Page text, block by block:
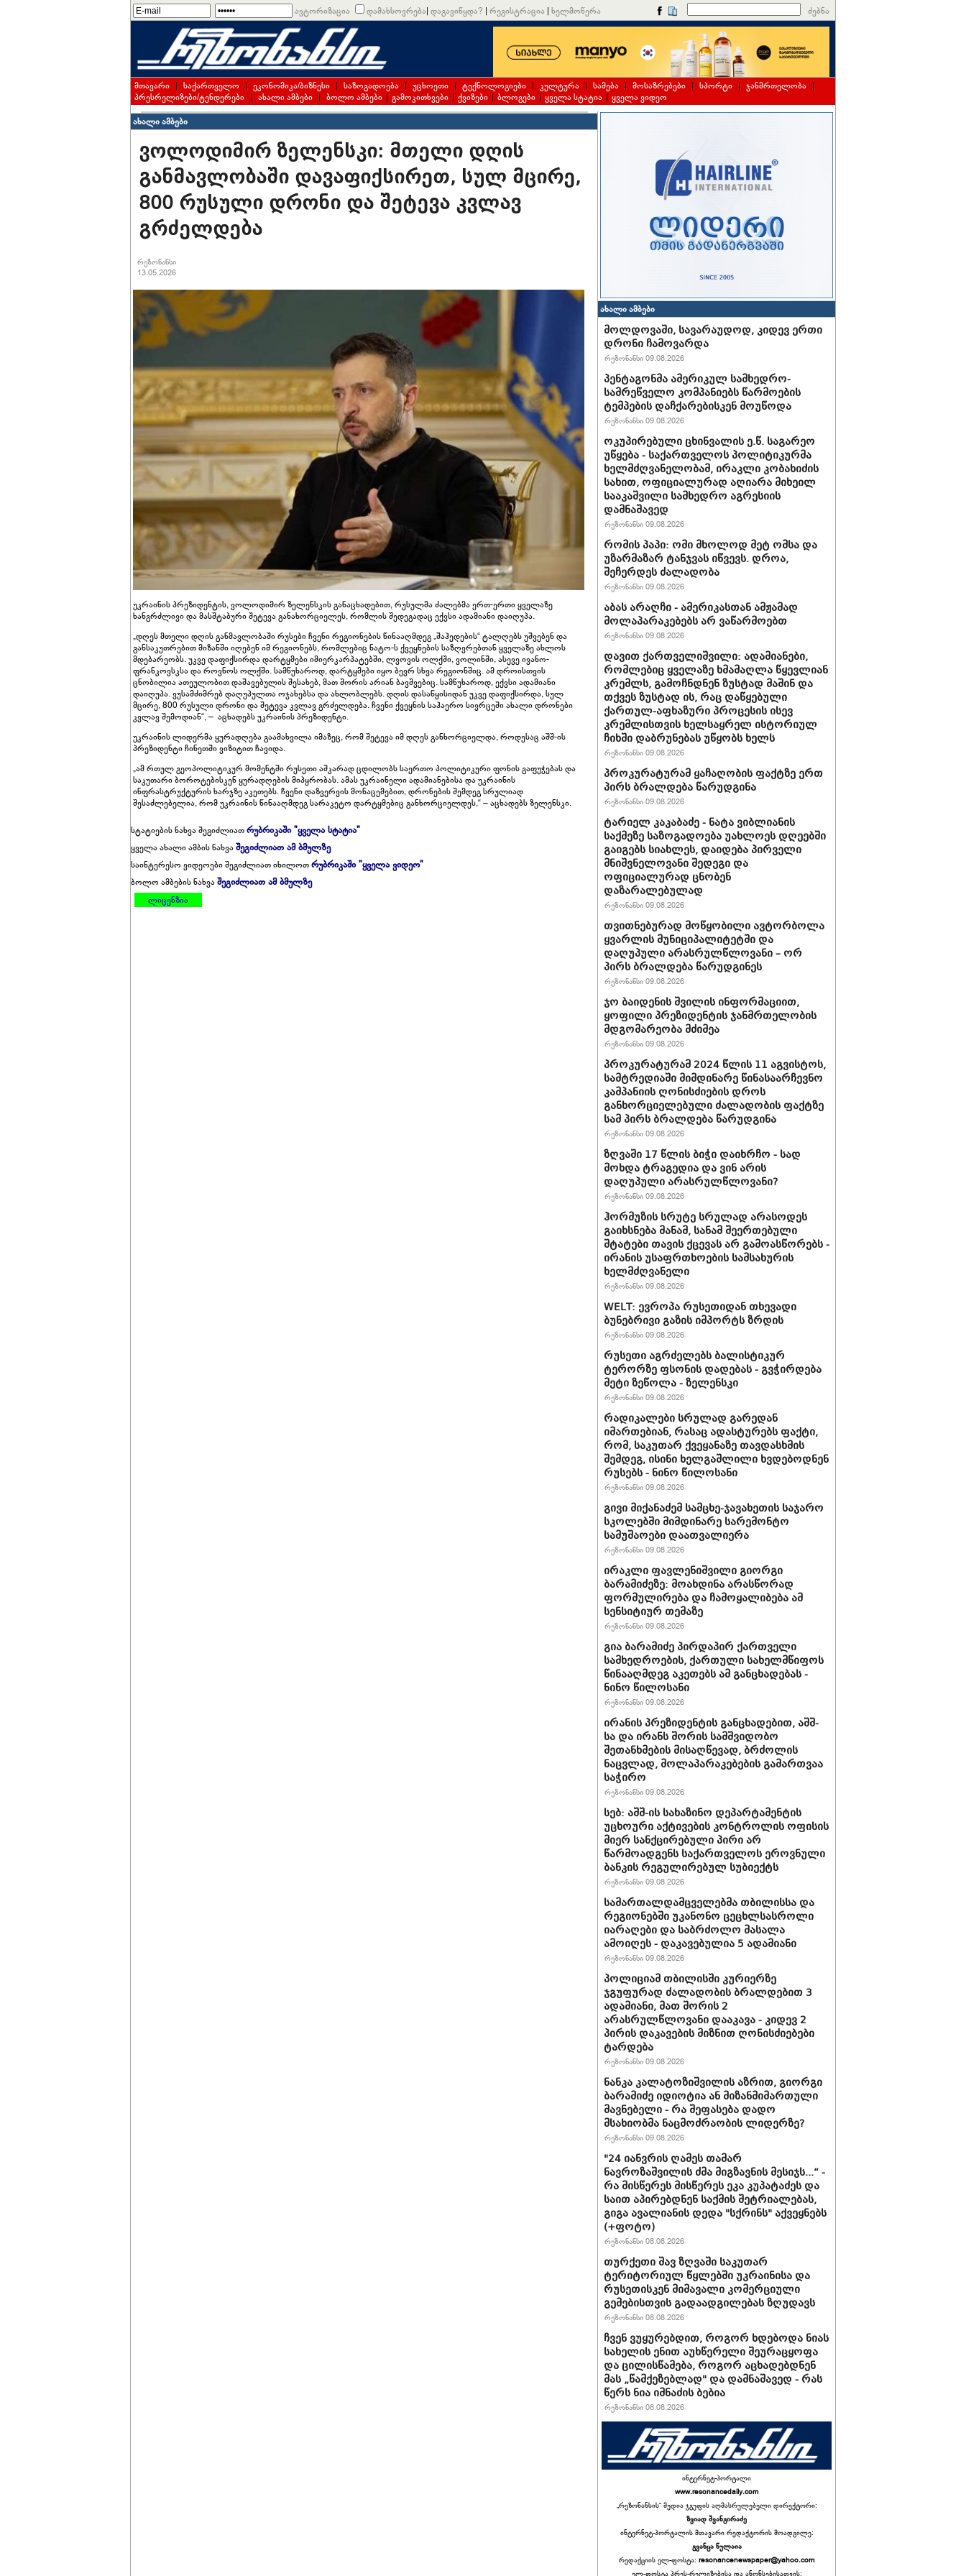
ავტორიზაცია დამახსოვრება| დაგავიწყდა? | რეგისტრაცია | ხელმოწერა ძებნა
მთავარი | საქართველო | ეკონომიკა/ბიზნესი | საზოგადოება | უცხოეთი | ტექნოლოგიები | კულტურა | სამება | მოსაზრებები | სპორტი | ჯანმრთელობა |
პრესრელიზები/ტენდერები | ახალი ამბები | ბოლო ამბები | გამოკითხვები | ქვიზები | ბლოგები | ყველა სტატია | ყველა ვიდეო
ახალი ამბები
ვოლოდიმირ ზელენსკი: მთელი დღის
განმავლობაში დავაფიქსირეთ, სულ მცირე,
800 რუსული დრონი და შეტევა კვლავ
გრძელდება
რეზონანსი
13.05.2026
უკრაინის პრეზიდენტის, ვოლოდიმირ ზელენსკის განაცხადებით, რუსულმა ძალებმა ერთ-ერთი ყველაზე
ხანგრძლივი და მასშტაბური შეტევა განახორციელეს, რომლის შედეგადაც ექვსი ადამიანი დაიღუპა.
„დღეს მთელი დღის განმავლობაში რუსები ჩვენი რეგიონების წინააღმდეგ „შაჰედების“ ტალღებს უშვებენ და
განსაკუთრებით მიზანში იღებენ იმ რეგიონებს, რომლებიც ნატო-ს ქვეყნების საზღვრებთან ყველაზე ახლოს
მდებარეობს. უკვე დაფიქსირდა დარტყმები იმიერკარპატებში, ლვოვის ოლქში, ვოლინში, ასევე ივანო-
ფრანკოვსკსა და როვნოს ოლქში. სამწუხაროდ, დარტყმები იყო ბევრ სხვა რეგიონშიც. ამ დროისთვის
ცნობილია ათეულობით დაშავებულის შესახებ, მათ შორის არიან ბავშვებიც. სამწუხაროდ, ექვსი ადამიანი
დაიღუპა. ვუსამძიმრებ დაღუპულთა ოჯახებსა და ახლობლებს. დღის დასაწყისიდან უკვე დაფიქსირდა, სულ
მცირე, 800 რუსული დრონი და შეტევა კვლავ გრძელდება. ჩვენი ქვეყნის საჰაერო სივრცეში ახალი დრონები
კვლავ შემოდიან“, – აცხადებს უკრაინის პრეზიდენტი.
უკრაინის ლიდერმა ყურადღება გაამახვილა იმაზეც, რომ შეტევა იმ დღეს განხორციელდა, როდესაც აშშ-ის
პრეზიდენტი ჩინეთში ვიზიტით ჩავიდა.
„ამ რთულ გეოპოლიტიკურ მომენტში რუსეთი აშკარად ცდილობს საერთო პოლიტიკური ფონის გაფუჭებას და
საკუთარი ბოროტებისკენ ყურადღების მიპყრობას. ამას უკრაინელი ადამიანებისა და უკრაინის
ინფრასტრუქტურის ხარჯზე აკეთებს. ჩვენი დაზვერვის მონაცემებით, დრონების შემდეგ სრულიად
შესაძლებელია, რომ უკრაინის წინააღმდეგ სარაკეტო დარტყმებიც განხორციელდეს,“ – აცხადებს ზელენსკი.
სტატიების ნახვა შეგიძლიათრუბრიკაში "ყველა სტატია"
ყველა ახალი ამბის ნახვაშეგიძლიათ ამ ბმულზე
საინტერესო ვიდეოები შეგიძლიათ იხილოთრუბრიკაში "ყველა ვიდეო"
ბოლო ამბების ნახვაშეგიძლიათ ამ ბმულზე
ლიცენზია
ახალი ამბები
მოლდოვაში, სავარაუდოდ, კიდევ ერთი
დრონი ჩამოვარდა
რეზონანსი 09.08.2026
პენტაგონმა ამერიკულ სამხედრო-
სამრეწველო კომპანიებს წარმოების
ტემპების დაჩქარებისკენ მოუწოდა
რეზონანსი 09.08.2026
ოკუპირებული ცხინვალის ე.წ. საგარეო
უწყება - საქართველოს პოლიტიკურმა
ხელმძღვანელობამ, ირაკლი კობახიძის
სახით, ოფიციალურად აღიარა მიხეილ
სააკაშვილი სამხედრო აგრესიის
დამნაშავედ
რეზონანსი 09.08.2026
რომის პაპი: ომი მხოლოდ მეტ ომსა და
უზარმაზარ ტანჯვას იწვევს. დროა,
შეჩერდეს ძალადობა
რეზონანსი 09.08.2026
აბას არაღჩი - ამერიკასთან ამჟამად
მოლაპარაკებებს არ ვაწარმოებთ
რეზონანსი 09.08.2026
დავით ქართველიშვილი: ადამიანები,
რომლებიც ყველაზე ხმამაღლა წყევლიან
კრემლს, გამოჩნდნენ ზუსტად მაშინ და
თქვეს ზუსტად ის, რაც დაწყებული
ქართულ-აფხაზური პროცესის ისევ
კრემლისთვის ხელსაყრელ ისტორიულ
ჩიხში დაბრუნებას უწყობს ხელს
რეზონანსი 09.08.2026
პროკურატურამ ყაჩაღობის ფაქტზე ერთ
პირს ბრალდება წარუდგინა
რეზონანსი 09.08.2026
ტარიელ კაკაბაძე - ნატა ვიბლიანის
საქმეზე საზოგადოება უახლოეს დღეებში
გაიგებს სიახლეს, დაიდება პირველი
მნიშვნელოვანი შედეგი და
ოფიციალურად ცნობენ
დაზარალებულად
რეზონანსი 09.08.2026
თვითნებურად მოწყობილი ავტორბოლა
ყვარლის მუნიციპალიტეტში და
დაღუპული არასრულწლოვანი – ორ
პირს ბრალდება წარუდგინეს
რეზონანსი 09.08.2026
ჯო ბაიდენის შვილის ინფორმაციით,
ყოფილი პრეზიდენტის ჯანმრთელობის
მდგომარეობა მძიმეა
რეზონანსი 09.08.2026
პროკურატურამ 2024 წლის 11 აგვისტოს,
სამტრედიაში მიმდინარე წინასაარჩევნო
კამპანიის ღონისძიების დროს
განხორციელებული ძალადობის ფაქტზე
სამ პირს ბრალდება წარუდგინა
რეზონანსი 09.08.2026
ზღვაში 17 წლის ბიჭი დაიხრჩო - სად
მოხდა ტრაგედია და ვინ არის
დაღუპული არასრულწლოვანი?
რეზონანსი 09.08.2026
ჰორმუზის სრუტე სრულად არასოდეს
გაიხსნება მანამ, სანამ შეერთებული
შტატები თავის ქცევას არ გამოასწორებს -
ირანის უსაფრთხოების სამსახურის
ხელმძღვანელი
რეზონანსი 09.08.2026
WELT: ევროპა რუსეთიდან თხევადი
ბუნებრივი გაზის იმპორტს ზრდის
რეზონანსი 09.08.2026
რუსეთი აგრძელებს ბალისტიკურ
ტერორზე ფსონის დადებას - გვჭირდება
მეტი ზეწოლა - ზელენსკი
რეზონანსი 09.08.2026
რადიკალები სრულად გარედან
იმართებიან, რასაც ადასტურებს ფაქტი,
რომ, საკუთარ ქვეყანაზე თავდასხმის
შემდეგ, ისინი ხელგაშლილი ხვდებოდნენ
რუსებს - ნინო წილოსანი
რეზონანსი 09.08.2026
გივი მიქანაძემ სამცხე-ჯავახეთის საჯარო
სკოლებში მიმდინარე სარემონტო
სამუშაოები დაათვალიერა
რეზონანსი 09.08.2026
ირაკლი ფავლენიშვილი გიორგი
ბარამიძეზე: მოახდინა არასწორად
ფორმულირება და ჩამოყალიბება ამ
სენსიტიურ თემაზე
რეზონანსი 09.08.2026
გია ბარამიძე პირდაპირ ქართველი
სამხედროების, ქართული სახელმწიფოს
წინააღმდეგ აკეთებს ამ განცხადებას -
ნინო წილოსანი
რეზონანსი 09.08.2026
ირანის პრეზიდენტის განცხადებით, აშშ-
სა და ირანს შორის სამშვიდობო
შეთანხმების მისაღწევად, ბრძოლის
ნაცვლად, მოლაპარაკებების გამართვაა
საჭირო
რეზონანსი 09.08.2026
სებ: აშშ-ის სახაზინო დეპარტამენტის
უცხოური აქტივების კონტროლის ოფისის
მიერ სანქცირებული პირი არ
წარმოადგენს საქართველოს ეროვნული
ბანკის რეგულირებულ სუბიექტს
რეზონანსი 09.08.2026
სამართალდამცველებმა თბილისსა და
რეგიონებში უკანონო ცეცხლსასროლი
იარაღები და საბრძოლო მასალა
ამოიღეს - დაკავებულია 5 ადამიანი
რეზონანსი 09.08.2026
პოლიციამ თბილისში კურიერზე
ჯგუფურად ძალადობის ბრალდებით 3
ადამიანი, მათ შორის 2
არასრულწლოვანი დააკავა - კიდევ 2
პირის დაკავების მიზნით ღონისძიებები
ტარდება
რეზონანსი 09.08.2026
ნანკა კალატოზიშვილის აზრით, გიორგი
ბარამიძე იდიოტია ან მი­ზან­მი­მარ­თუ­ლი
მავ­ნე­ბე­ლი - რა შეფასება დადო
მსახიობმა ნაცმოძრაობის ლიდერზე?
რეზონანსი 09.08.2026
"24 იანვრის ღამეს თამარ
ნავროზაშვილის ძმა მიგზავნის მესიჯს...“ -
რა მისწერეს მისწერეს ეკა კუპატაძეს და
საით აპირებდნენ საქმის შეტრიალებას,
გიგა ავალიანის დედა "სქრინს" აქვეყნებს
(+ფოტო)
რეზონანსი 08.08.2026
თურქეთი შავ ზღვაში საკუთარ
ტერიტორიულ წყლებში უკრაინისა და
რუსეთისკენ მიმავალი კომერციული
გემებისთვის გადაადგილებას ზღუდავს
რეზონანსი 08.08.2026
ჩვენ ვუყურებდით, როგორ ხდებოდა ნიას
სახელის ენით აუხწერელი შეურაცყოფა
და ცილისწამება, როგორ აცხადებდნენ
მას „წამქეზებლად" და დამნაშავედ - რას
წერს ნია იმნაძის ბებია
რეზონანსი 08.08.2026
ინტერნეტ-პორტალი
www.resonancedaily.com
„რეზონანსის“ მედია ჯგუფის აღმასრულებელი დირექტორი:
ზვიად შვანგირაძე
ინტერნეტ-პორტალის მთავარი რედაქტორის მოადგილე:
გვანცა წულაია
რედაქციის ელ-ფოსტა: resonancenewspaper@yahoo.com
ელ-ფოსტა პრეს-რელიზებისა და ანონსებისათვის: